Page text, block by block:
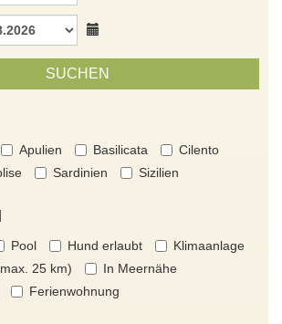
SUCHEN
Apulien Basilicata
Cilento
Sardinien Sizilien
Pool Hund erlaubt
Klimaanlage
25 km)
In Meernähe
Ferienwohnung